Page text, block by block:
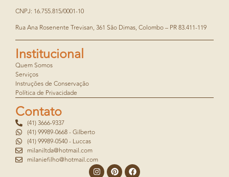
CNPJ: 16.755.815/0001-10
Rua Ana Rosenente Trevisan, 361 São Dimas, Colombo – PR 83.411-119
Institucional
Quem Somos
Serviços
Instruções de Conservação
Política de Privacidade
Contato
(41) 3666-9337
(41) 99989-0668 - Gilberto
(41) 99989-0540 - Luccas
milaniltda@hotmail.com
milaniefilho@hotmail.com